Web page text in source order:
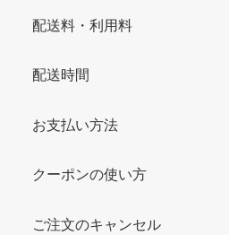
配送料・利用料
配送時間
お支払い方法
クーポンの使い方
ご注文のキャンセル